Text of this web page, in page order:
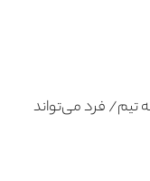
است که تیم/ فرد می‌تواند